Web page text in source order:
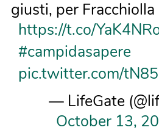
giusti, per Fracchiolla
https://t.co/
#campidasapere
pic.twitter.com/
— LifeGate
October 13,